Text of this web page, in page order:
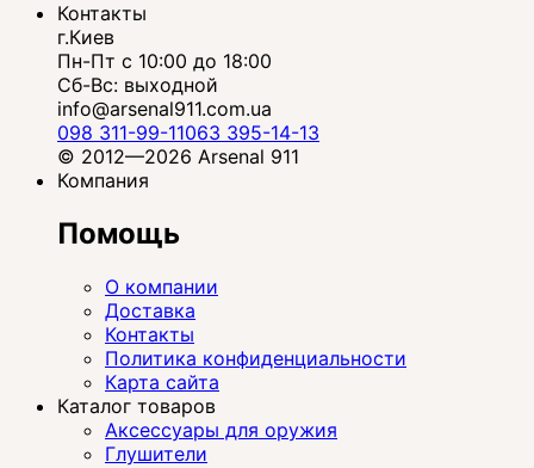
Контакты
г.Киев
Пн-Пт с 10:00 до 18:00
Сб-Вс: выходной
info@arsenal911.com.ua
098 311-99-11063 395-14-13
© 2012—2026 Arsenal 911
Компания
Помощь
О компании
Доставка
Контакты
Политика конфиденциальности
Карта сайта
Каталог товаров
Аксессуары для оружия
Глушители